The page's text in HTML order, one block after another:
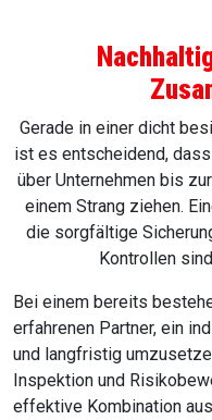
Gerade in einer dicht
ist es entscheidend,
über Unternehmen bis
einem Strang ziehen.
die sorgfältige
Kontrollen
Bei einem bereits
erfahrenen Partner, ein
und langfristig
Inspektion und
effektive Kombination